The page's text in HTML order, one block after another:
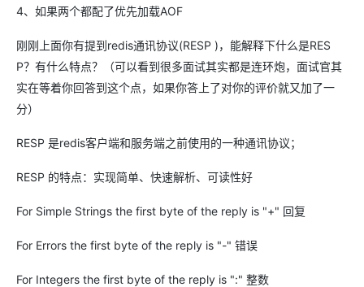
4、如果两个都配了优先加载AOF
刚刚上面你有提到redis通讯协议(RESP )，能解释下什么是RES
P？有什么特点？（可以看到很多面试其实都是连环炮，面试官其
实在等着你回答到这个点，如果你答上了对你的评价就又加了一
分）
RESP 是redis客户端和服务端之前使用的一种通讯协议；
RESP 的特点：实现简单、快速解析、可读性好
For Simple Strings the first byte of the reply is "+" 回复
For Errors the first byte of the reply is "-" 错误
For Integers the first byte of the reply is ":" 整数